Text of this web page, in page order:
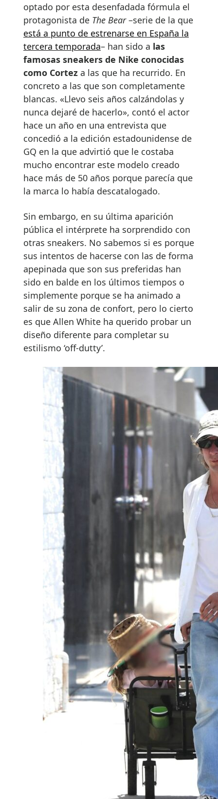
optado por esta desenfadada fórmula el
protagonista de The Bear–serie de la que
está a punto de estrenarse en España la
tercera temporada– han sido a las
famosas sneakers de Nike conocidas
como Cortez a las que ha recurrido. En
concreto a las que son completamente
blancas. «Llevo seis años calzándolas y
nunca dejaré de hacerlo», contó el actor
hace un año en una entrevista que
concedió a la edición estadounidense de
GQ en la que advirtió que le costaba
mucho encontrar este modelo creado
hace más de 50 años porque parecía que
la marca lo había descatalogado.
Sin embargo, en su última aparición
pública el intérprete ha sorprendido con
otras sneakers. No sabemos si es porque
sus intentos de hacerse con las de forma
apepinada que son sus preferidas han
sido en balde en los últimos tiempos o
simplemente porque se ha animado a
salir de su zona de confort, pero lo cierto
es que Allen White ha querido probar un
diseño diferente para completar su
estilismo ‘off-dutty’.